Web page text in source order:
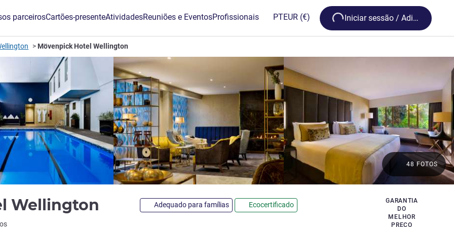
parceirosCartões-presenteAtividadesReuniões e EventosProfissionais PTEUR (€) Loading...
Iniciar sessão / Adira
Mövenpick Hotel Wellington
Wellington 5 estrelasAdequado para famílias Ecocertificado
GARANTIA
DO
MELHOR
PREÇO
48 FOTOS